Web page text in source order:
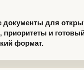
для
приоритеты и
формат.